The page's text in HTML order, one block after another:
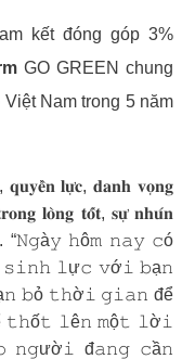
kết đóng góp 3%
GO GREEN chung
Nam trong 5 năm
𝐪𝐮𝐲𝐞̂̀𝐧 𝐥𝐮̛̣𝐜, 𝐝𝐚𝐧𝐡 𝐯𝐨̣𝐧𝐠
𝐥𝐨̀𝐧𝐠 𝐭𝐨̂́𝐭, 𝐬𝐮̛̣ 𝐧𝐡𝐮́𝐧
“𝙽𝚐à𝚢 𝚑ô𝚖 𝚗𝚊𝚢 𝚌ó
𝚕ự𝚌 𝚟ớ𝚒 𝚋ạ𝚗
𝚋ỏ 𝚝𝚑ờ𝚒 𝚐𝚒𝚊𝚗 để
𝚕ê𝚗 𝚖ộ𝚝 𝚕ờ𝚒
𝚗𝚐ườ𝚒 đ𝚊𝚗𝚐 𝚌ầ𝚗